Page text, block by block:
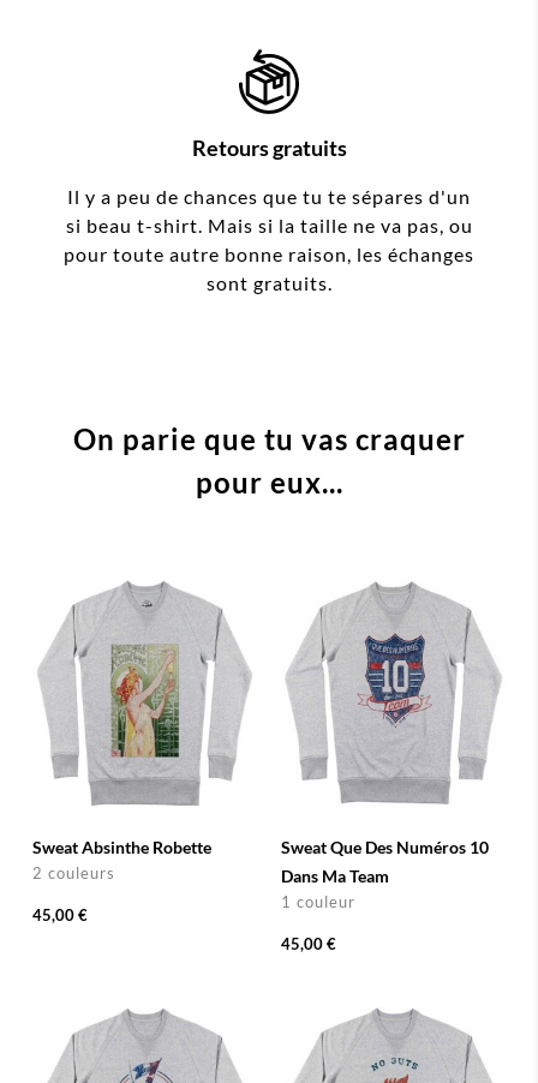
Retours gratuits
Il y a peu de chances que tu te sépares d'un
si beau t-shirt. Mais si la taille ne va pas, ou
pour toute autre bonne raison, les échanges
sont gratuits.
On parie que tu vas craquer
pour eux...
Sweat Absinthe Robette
2 couleurs
45,00 €
Sweat Que Des Numéros 10
Dans Ma Team
1 couleur
45,00 €